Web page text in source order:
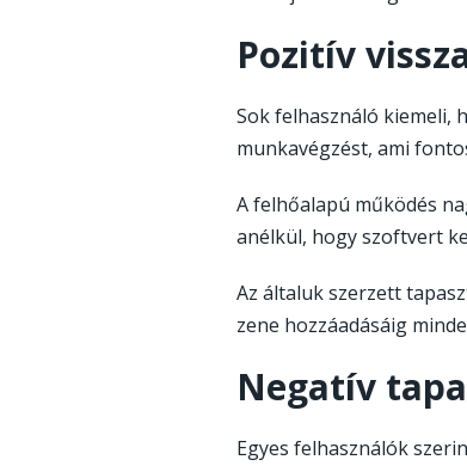
Pozitív
Sok felhasználó kiemeli,
munkavégzést, ami
A felhőalapú működés
anélkül, hogy szoftvert
Az általuk szerzett
zene hozzáadásáig
Negatív
Egyes felhasználók